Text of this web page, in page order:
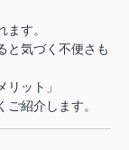
す。
と気づく不便さも
ット」
紹介します。